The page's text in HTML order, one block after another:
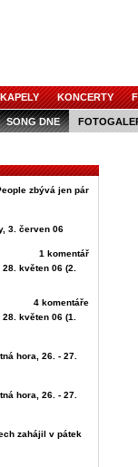
KAPELY KONCERTY
SONG DNE
zbývá jen pár
3. červen 06
1 komentář
květen 06 (2.
4 komentáře
květen 06 (1.
hora, 26. - 27.
hora, 26. - 27.
zahájil v pátek